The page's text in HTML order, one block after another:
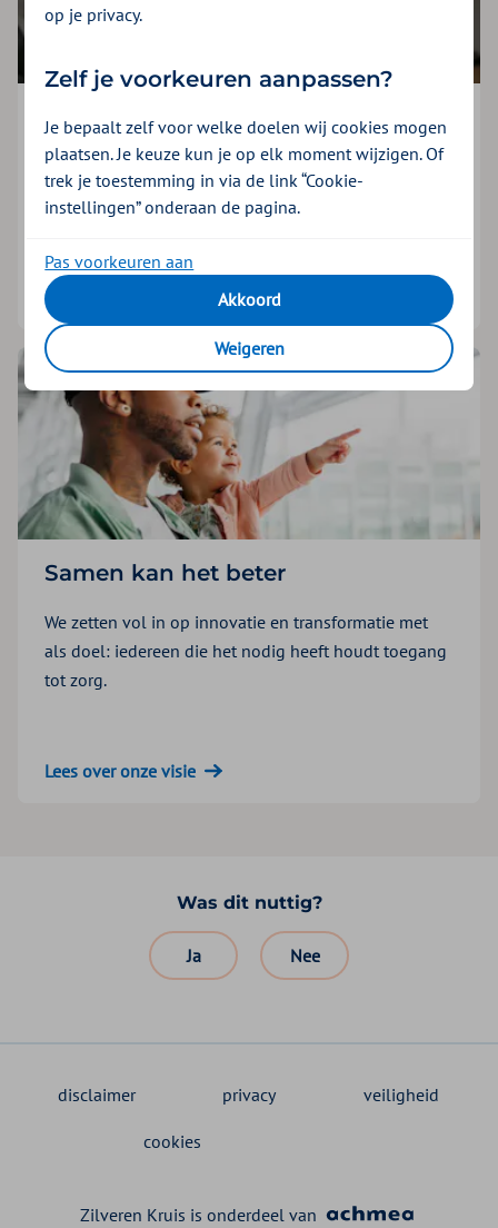
Wij helpen u graag
Bijvoorbeeld bij vragen over uw overeenkomst,
declaratie of machtiging. Neem gerust contact op.
Houdt u uw AGB-code bij de hand?
Neem contact met ons op
Samen kan het beter
We zetten vol in op innovatie en transformatie met
als doel: iedereen die het nodig heeft houdt toegang
tot zorg.
Lees over onze visie
Was dit nuttig?
Ja Nee
disclaimer privacy veiligheid
cookies
Zilveren Kruis is onderdeel van
op je privacy.
Zelf je voorkeuren aanpassen?
Je bepaalt zelf voor welke doelen wij cookies mogen
plaatsen. Je keuze kun je op elk moment wijzigen. Of
trek je toestemming in via de link “Cookie-
instellingen” onderaan de pagina.
Pas voorkeuren aan
Akkoord
Weigeren